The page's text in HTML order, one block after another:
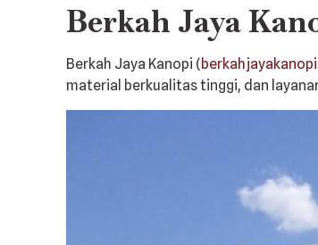
Berkah Jaya
Berkah Jaya Kanopi (
material berkualitas tinggi, dan